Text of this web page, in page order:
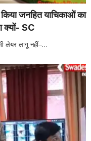
जनहित याचिकाओं का
क्यों- SC
लेयर लागू नहीं–…